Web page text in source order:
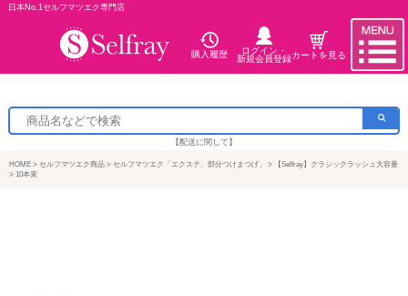
日本No.1セルフマツエク専門店
購入履歴
ログイン・
新規会員登録カートを見る
【配送に関して】
HOME セルフマツエク商品 セルフマツエク「エクステ、部分つけまつげ」
【Selfray】クラシックラッシュ大容量
10本束